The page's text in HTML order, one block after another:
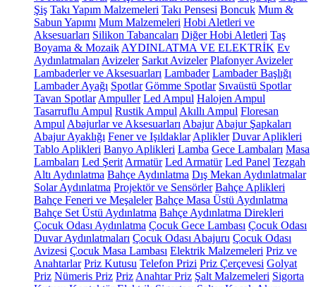
Şiş Takı Yapım Malzemeleri Takı Pensesi Boncuk Mum &
Sabun Yapımı Mum Malzemeleri Hobi Aletleri ve
Aksesuarları Silikon Tabancaları Diğer Hobi Aletleri Taş
Boyama & Mozaik AYDINLATMA VE ELEKTRİK Ev
Aydınlatmaları Avizeler Sarkıt Avizeler Plafonyer Avizeler
Lambaderler ve Aksesuarları Lambader Lambader Başlığı
Lambader Ayağı Spotlar Gömme Spotlar Sıvaüstü Spotlar
Tavan Spotlar Ampuller Led Ampul Halojen Ampul
Tasarruflu Ampul Rustik Ampul Akıllı Ampul Floresan
Ampul Abajurlar ve Aksesuarları Abajur Abajur Şapkaları
Abajur Ayaklığı Fener ve Işıldaklar Aplikler Duvar Aplikleri
Tablo Aplikleri Banyo Aplikleri Lamba Gece Lambaları Masa
Lambaları Led Şerit Armatür Led Armatür Led Panel Tezgah
Altı Aydınlatma Bahçe Aydınlatma Dış Mekan Aydınlatmalar
Solar Aydınlatma Projektör ve Sensörler Bahçe Aplikleri
Bahçe Feneri ve Meşaleler Bahçe Masa Üstü Aydınlatma
Bahçe Set Üstü Aydınlatma Bahçe Aydınlatma Direkleri
Çocuk Odası Aydınlatma Çocuk Gece Lambası Çocuk Odası
Duvar Aydınlatmaları Çocuk Odası Abajuru Çocuk Odası
Avizesi Çocuk Masa Lambası Elektrik Malzemeleri Priz ve
Anahtarlar Priz Kutusu Telefon Prizi Priz Çerçevesi Golyat
Priz Nümeris Priz Priz Anahtar Priz Şalt Malzemeleri Sigorta